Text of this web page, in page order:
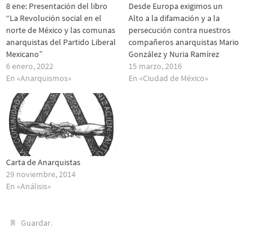
8 ene: Presentación del libro
“La Revolución social en el
norte de México y las comunas
anarquistas del Partido Liberal
Mexicano”
6 enero, 2022
En «Anarquismos»
Desde Europa exigimos un
Alto a la difamación y a la
persecución contra nuestros
compañeros anarquistas Mario
González y Nuria Ramírez
15 marzo, 2016
En «Ciudad de México»
Carta de Anarquistas
29 noviembre, 2014
En «Análisis»
Guardar.